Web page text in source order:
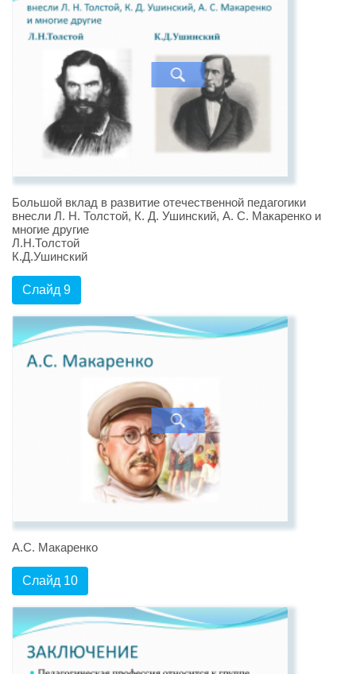
Большой вклад в развитие отечественной педагогики
внесли Л. Н. Толстой, К. Д. Ушинский, А. С. Макаренко и
многие другие
Л.Н.Толстой
К.Д.Ушинский
Слайд 9
А.С. Макаренко
Слайд 10